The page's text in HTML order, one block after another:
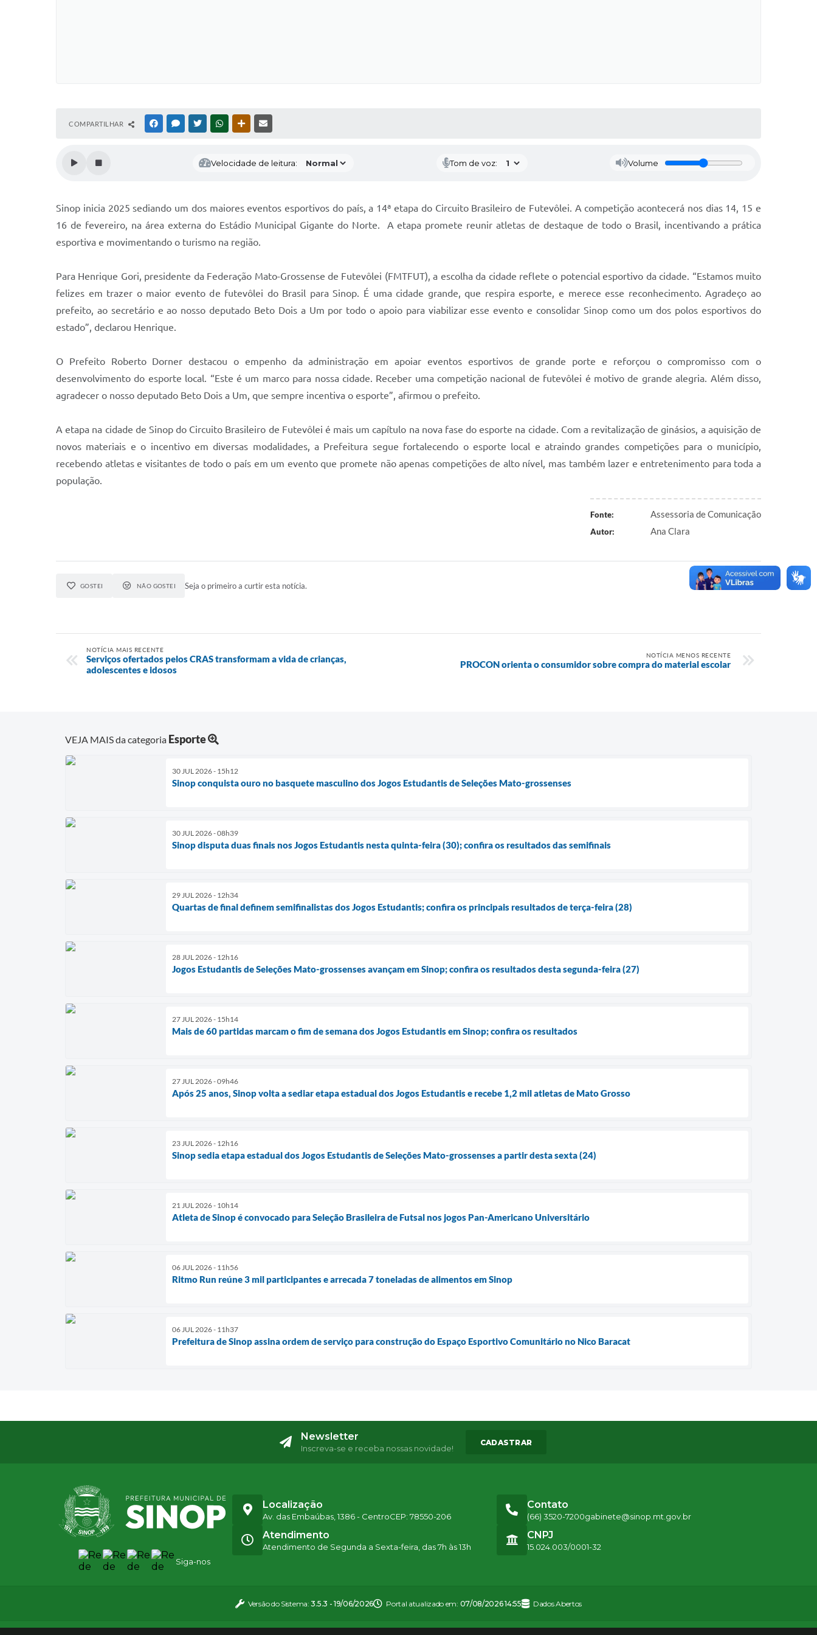
COMPARTILHAR FACEBOOKMESSENGER
TWITTERWHATSAPPOUTRAS MÍDIAS
Velocidade de leitura: Tom de voz: Volume
Sinop inicia 2025 sediando um dos maiores eventos esportivos do país, a 14ª etapa do Circuito Brasileiro de Futevôlei. A competição acontecerá nos dias 14, 15 e
16 de fevereiro, na área externa do Estádio Municipal Gigante do Norte. A etapa promete reunir atletas de destaque de todo o Brasil, incentivando a prática
esportiva e movimentando o turismo na região.
Para Henrique Gori, presidente da Federação Mato-Grossense de Futevôlei (FMTFUT), a escolha da cidade reflete o potencial esportivo da cidade. “Estamos muito
felizes em trazer o maior evento de futevôlei do Brasil para Sinop. É uma cidade grande, que respira esporte, e merece esse reconhecimento. Agradeço ao
prefeito, ao secretário e ao nosso deputado Beto Dois a Um por todo o apoio para viabilizar esse evento e consolidar Sinop como um dos polos esportivos do
estado”, declarou Henrique.
O Prefeito Roberto Dorner destacou o empenho da administração em apoiar eventos esportivos de grande porte e reforçou o compromisso com o
desenvolvimento do esporte local. “Este é um marco para nossa cidade. Receber uma competição nacional de futevôlei é motivo de grande alegria. Além disso,
agradecer o nosso deputado Beto Dois a Um, que sempre incentiva o esporte”, afirmou o prefeito.
A etapa na cidade de Sinop do Circuito Brasileiro de Futevôlei é mais um capítulo na nova fase do esporte na cidade. Com a revitalização de ginásios, a aquisição de
novos materiais e o incentivo em diversas modalidades, a Prefeitura segue fortalecendo o esporte local e atraindo grandes competições para o município,
recebendo atletas e visitantes de todo o país em um evento que promete não apenas competições de alto nível, mas também lazer e entretenimento para toda a
população.
Fonte: Assessoria de Comunicação
Autor: Ana Clara
GOSTEI NÃO GOSTEI Seja o primeiro a curtir esta notícia.
NOTÍCIA MAIS RECENTE
Serviços ofertados pelos CRAS transformam a vida de crianças,
adolescentes e idosos
NOTÍCIA MENOS RECENTE
PROCON orienta o consumidor sobre compra do material escolar
VEJA MAIS da categoria Esporte
30 JUL 2026 - 15h12
Sinop conquista ouro no basquete masculino dos Jogos Estudantis de Seleções Mato-grossenses
30 JUL 2026 - 08h39
Sinop disputa duas finais nos Jogos Estudantis nesta quinta-feira (30); confira os resultados das semifinais
29 JUL 2026 - 12h34
Quartas de final definem semifinalistas dos Jogos Estudantis; confira os principais resultados de terça-feira (28)
28 JUL 2026 - 12h16
Jogos Estudantis de Seleções Mato-grossenses avançam em Sinop; confira os resultados desta segunda-feira (27)
27 JUL 2026 - 15h14
Mais de 60 partidas marcam o fim de semana dos Jogos Estudantis em Sinop; confira os resultados
27 JUL 2026 - 09h46
Após 25 anos, Sinop volta a sediar etapa estadual dos Jogos Estudantis e recebe 1,2 mil atletas de Mato Grosso
23 JUL 2026 - 12h16
Sinop sedia etapa estadual dos Jogos Estudantis de Seleções Mato-grossenses a partir desta sexta (24)
21 JUL 2026 - 10h14
Atleta de Sinop é convocado para Seleção Brasileira de Futsal nos jogos Pan-Americano Universitário
06 JUL 2026 - 11h56
Ritmo Run reúne 3 mil participantes e arrecada 7 toneladas de alimentos em Sinop
06 JUL 2026 - 11h37
Prefeitura de Sinop assina ordem de serviço para construção do Espaço Esportivo Comunitário no Nico Baracat
Newsletter
Inscreva-se e receba nossas novidade!
CADASTRAR
Siga-nos
Localização
Av. das Embaúbas, 1386 - CentroCEP: 78550-206
Contato
(66) 3520-7200gabinete@sinop.mt.gov.br
Atendimento
Atendimento de Segunda a Sexta-feira, das 7h às 13h
CNPJ
15.024.003/0001-32
Versão do Sistema:3.5.3 - 19/06/2026 Portal atualizado em: 07/08/2026 14:55 Dados Abertos